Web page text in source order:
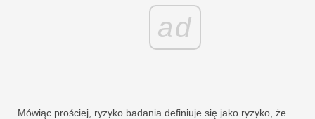
ad
Mówiąc prościej, ryzyko badania definiuje się jako ryzyko, że